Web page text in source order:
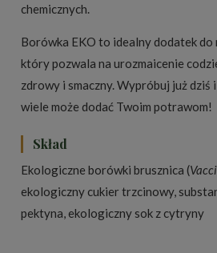
chemicznych.
Borówka EKO to idealny dodatek do
który pozwala na urozmaicenie
zdrowy i smaczny. Wypróbuj już dziś
wiele może dodać Twoim potrawom!
Skład
Ekologiczne borówki brusznica (
ekologiczny cukier trzcinowy,
pektyna, ekologiczny sok z cytryny